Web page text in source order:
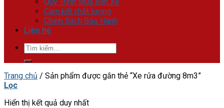
Cam kết chất lượng
Chính Sách Bảo Hành
Liên hệ
Tìm
kiếm:
Trang chủ / Sản phẩm được gắn thẻ “Xe rửa đường 8m3”
Lọc
Hiển thị kết quả duy nhất